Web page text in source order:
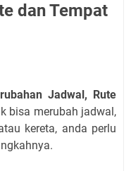
dan Tempat
Jadwal, Rute
bisa merubah jadwal,
kereta, anda perlu